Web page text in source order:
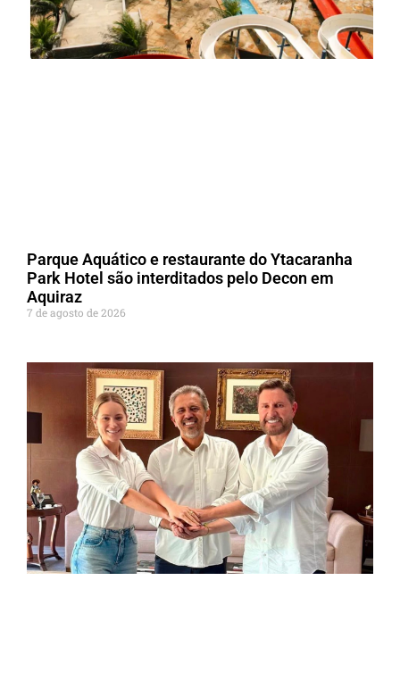
Parque Aquático e restaurante do Ytacaranha
Park Hotel são interditados pelo Decon em
Aquiraz
7 de agosto de 2026